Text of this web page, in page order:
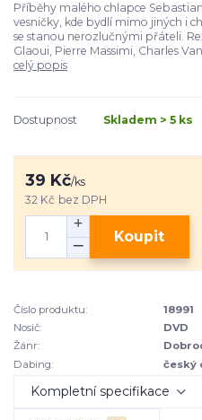
Příběhy malého chlapce
vesničky, kde bydlí mimo jiných i
se stanou nerozlučnými přáteli.
Glaoui, Pierre Massimi, Charles
celý popis
Dostupnost Skladem > 5 ks
39 Kč/ks
32 Kč bez DPH
Koupit
Číslo produktu:
18991
Nosič:
DVD
Žánr:
Dabing:
český
Kompletní specifikace